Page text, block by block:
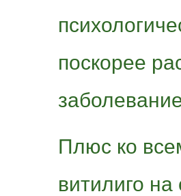
поскорее
Плюс ко
витилиго на